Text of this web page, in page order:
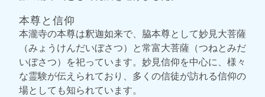
本尊と信仰
本瀧寺の本尊は釈迦如来で、脇本尊として妙見大菩薩
（みょうけんだいぼさつ）と常富大菩薩（つねとみだ
いぼさつ）を祀っています。妙見信仰を中心に、様々
な霊験が伝えられており、多くの信徒が訪れる信仰の
場としても知られています。